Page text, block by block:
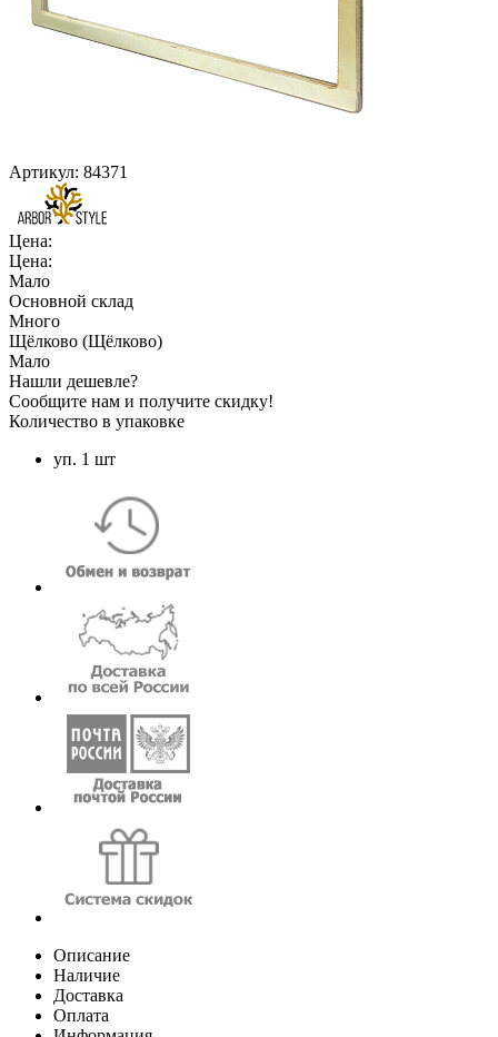
Артикул: 84371
Цена:
Цена:
Мало
Основной склад
Много
Щёлково (Щёлково)
Мало
Нашли дешевле?
Сообщите нам и получите скидку!
Количество в упаковке
уп. 1 шт
Описание
Наличие
Доставка
Оплата